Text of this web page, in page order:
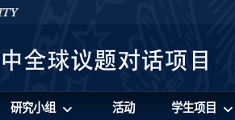
Menu
研究小组 活动 学生项目